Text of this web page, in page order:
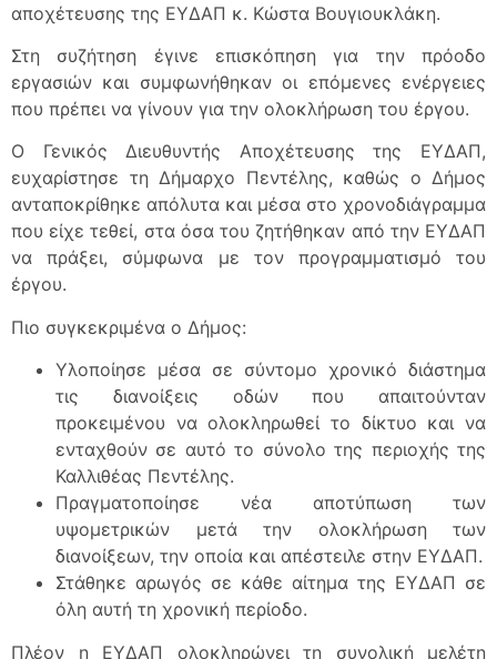
αποχέτευσης της ΕΥΔΑΠ κ. Κώστα Βουγιουκλάκη.
Στη συζήτηση έγινε επισκόπηση για την πρόοδο
εργασιών και συμφωνήθηκαν οι επόμενες ενέργειες
που πρέπει να γίνουν για την ολοκλήρωση του έργου.
Ο Γενικός Διευθυντής Αποχέτευσης της ΕΥΔΑΠ,
ευχαρίστησε τη Δήμαρχο Πεντέλης, καθώς ο Δήμος
ανταποκρίθηκε απόλυτα και μέσα στο χρονοδιάγραμμα
που είχε τεθεί, στα όσα του ζητήθηκαν από την ΕΥΔΑΠ
να πράξει, σύμφωνα με τον προγραμματισμό του
έργου.
Πιο συγκεκριμένα ο Δήμος:
Υλοποίησε μέσα σε σύντομο χρονικό διάστημα
τις διανοίξεις οδών που απαιτούνταν
προκειμένου να ολοκληρωθεί το δίκτυο και να
ενταχθούν σε αυτό το σύνολο της περιοχής της
Καλλιθέας Πεντέλης.
Πραγματοποίησε νέα αποτύπωση των
υψομετρικών μετά την ολοκλήρωση των
διανοίξεων, την οποία και απέστειλε στην ΕΥΔΑΠ.
Στάθηκε αρωγός σε κάθε αίτημα της ΕΥΔΑΠ σε
όλη αυτή τη χρονική περίοδο.
Πλέον η ΕΥΔΑΠ ολοκληρώνει τη συνολική μελέτη